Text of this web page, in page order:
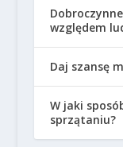
względem
Daj szansę
W jaki
sprzątaniu?